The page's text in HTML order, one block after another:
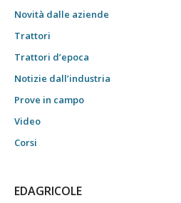
Novità dalle aziende
Trattori
Trattori d’epoca
Notizie dall’industria
Prove in campo
Video
Corsi
EDAGRICOLE